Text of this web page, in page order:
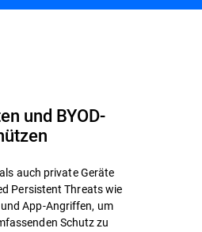
und BYOD-
auch private Geräte
Persistent Threats wie
App-Angriffen, um
Schutz zu